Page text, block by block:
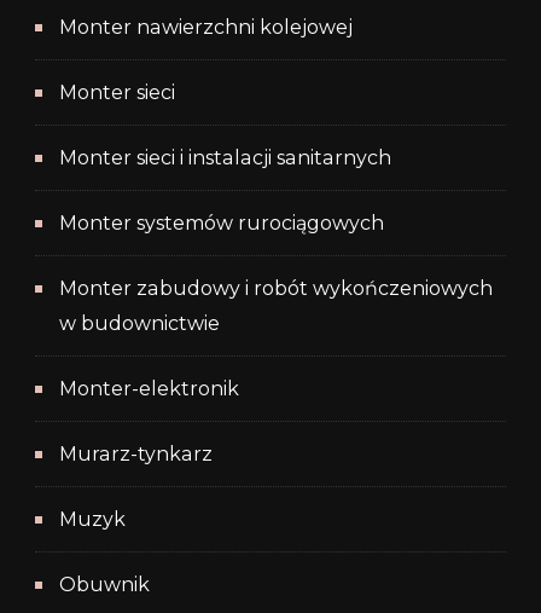
Monter nawierzchni kolejowej
Monter sieci
Monter sieci i instalacji sanitarnych
Monter systemów rurociągowych
Monter zabudowy i robót wykończeniowych
w budownictwie
Monter-elektronik
Murarz-tynkarz
Muzyk
Obuwnik